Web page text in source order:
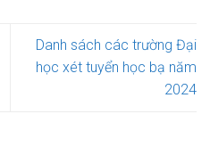
Danh sách các trường Đại
học xét tuyển học bạ năm
2024